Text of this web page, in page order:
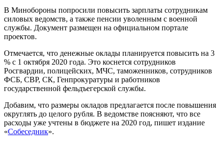
В Минобороны попросили повысить зарплаты сотрудникам
силовых ведомств, а также пенсии уволенным с военной
службы. Документ размещен на официальном портале
проектов.
Отмечается, что денежные оклады планируется повысить на 3
% с 1 октября 2020 года. Это коснется сотрудников
Росгвардии, полицейских, МЧС, таможенников, сотрудников
ФСБ, СВР, СК, Генпрокуратуры и работников
государственной фельдъегерской службы.
Добавим, что размеры окладов предлагается после повышения
округлять до целого рубля. В ведомстве поясняют, что все
расходы уже учтены в бюджете на 2020 год, пишет издание
«Собеседник».